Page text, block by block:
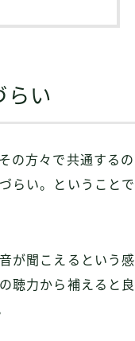
らい
の方々で共通するの
らい。ということで
が聞こえるという感
聴力から補えると良